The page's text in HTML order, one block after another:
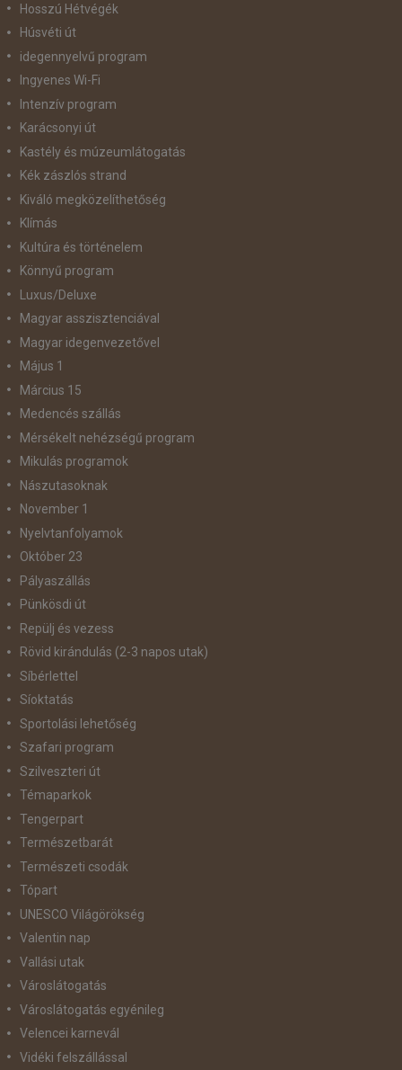
Hosszú Hétvégék
Húsvéti út
idegennyelvű program
Ingyenes Wi-Fi
Intenzív program
Karácsonyi út
Kastély és múzeumlátogatás
Kék zászlós strand
Kiváló megközelíthetőség
Klímás
Kultúra és történelem
Könnyű program
Luxus/Deluxe
Magyar asszisztenciával
Magyar idegenvezetővel
Május 1
Március 15
Medencés szállás
Mérsékelt nehézségű program
Mikulás programok
Nászutasoknak
November 1
Nyelvtanfolyamok
Október 23
Pályaszállás
Pünkösdi út
Repülj és vezess
Rövid kirándulás (2-3 napos utak)
Síbérlettel
Síoktatás
Sportolási lehetőség
Szafari program
Szilveszteri út
Témaparkok
Tengerpart
Természetbarát
Természeti csodák
Tópart
UNESCO Világörökség
Valentin nap
Vallási utak
Városlátogatás
Városlátogatás egyénileg
Velencei karnevál
Vidéki felszállással